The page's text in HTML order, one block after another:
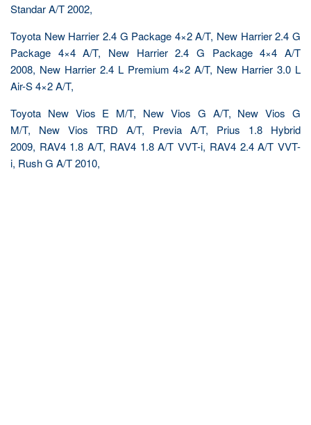
Standar A/T 2002,
Toyota New Harrier 2.4 G Package 4×2 A/T, New Harrier 2.4 G
Package 4×4 A/T, New Harrier 2.4 G Package 4×4 A/T
2008, New Harrier 2.4 L Premium 4×2 A/T, New Harrier 3.0 L
Air-S 4×2 A/T,
Toyota New Vios E M/T, New Vios G A/T, New Vios G
M/T, New Vios TRD A/T, Previa A/T, Prius 1.8 Hybrid
2009, RAV4 1.8 A/T, RAV4 1.8 A/T VVT-i, RAV4 2.4 A/T VVT-
i, Rush G A/T 2010,